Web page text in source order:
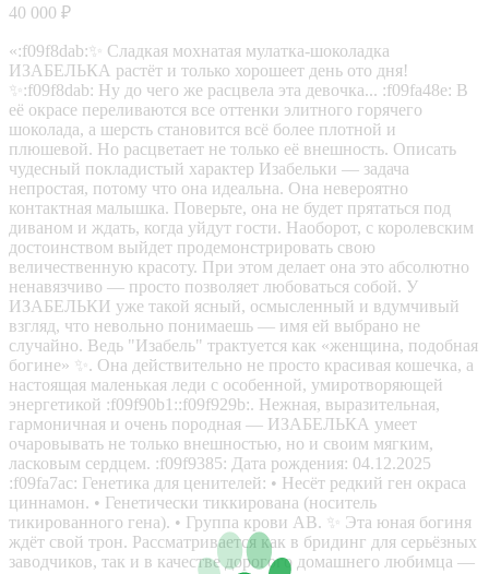
40 000 ₽
«:f09f8dab:✨ Сладкая мохнатая мулатка-шоколадка
ИЗАБЕЛЬКА растёт и только хорошеет день ото дня!
✨:f09f8dab: Ну до чего же расцвела эта девочка... :f09fa48e: В
её окрасе переливаются все оттенки элитного горячего
шоколада, а шерсть становится всё более плотной и
плюшевой. Но расцветает не только её внешность. Описать
чудесный покладистый характер Изабельки — задача
непростая, потому что она идеальна. Она невероятно
контактная малышка. Поверьте, она не будет прятаться под
диваном и ждать, когда уйдут гости. Наоборот, с королевским
достоинством выйдет продемонстрировать свою
величественную красоту. При этом делает она это абсолютно
ненавязчиво — просто позволяет любоваться собой. У
ИЗАБЕЛЬКИ уже такой ясный, осмысленный и вдумчивый
взгляд, что невольно понимаешь — имя ей выбрано не
случайно. Ведь "Изабель" трактуется как «женщина, подобная
богине» ✨. Она действительно не просто красивая кошечка, а
настоящая маленькая леди с особенной, умиротворяющей
энергетикой :f09f90b1::f09f929b:. Нежная, выразительная,
гармоничная и очень породная — ИЗАБЕЛЬКА умеет
очаровывать не только внешностью, но и своим мягким,
ласковым сердцем. :f09f9385: Дата рождения: 04.12.2025
:f09fa7ac: Генетика для ценителей: • Несёт редкий ген окраса
циннамон. • Генетически тиккирована (носитель
тикированного гена). • Группа крови AB. ✨ Эта юная богиня
ждёт свой трон. Рассматривается как в бридинг для серьёзных
заводчиков, так и в качестве дорогого домашнего любимца —